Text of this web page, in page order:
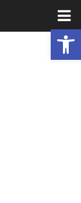
Open toolbar